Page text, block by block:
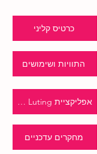
כרטיס קליני
התוויות ושימושים
אפליקציית GC Luting
מחקרים עדכניים